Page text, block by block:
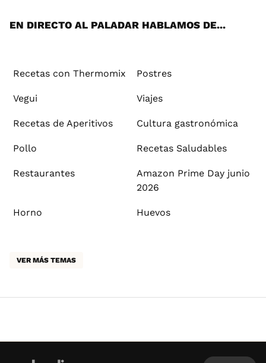
EN DIRECTO AL PALADAR HABLAMOS DE...
Recetas con Thermomix Postres
Vegui Viajes
Recetas de Aperitivos Cultura gastronómica
Pollo Recetas Saludables
Restaurantes
Amazon Prime Day junio
2026
Horno Huevos
VER MÁS TEMAS